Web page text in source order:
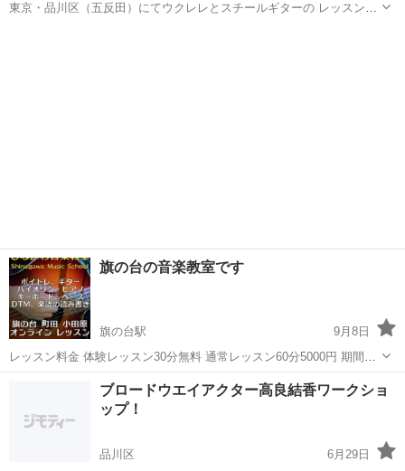
東京・品川区（五反田）にてウクレレとスチールギターの レッスンを
旗の台の音楽教室です
旗の台駅
9月8日
レッスン料金 体験レッスン30分無料 通常レッスン60分5000円 期間限
定お得なキャンペーンもございます しつこい勧誘などはございません
ので まずはお気軽に体験レッスンにお越し下さい 指導科目 ボイト...
旗の台駅 ギター 音楽教室
ブロードウエイアクター高良結香ワークショ
ップ！
品川区
6月29日